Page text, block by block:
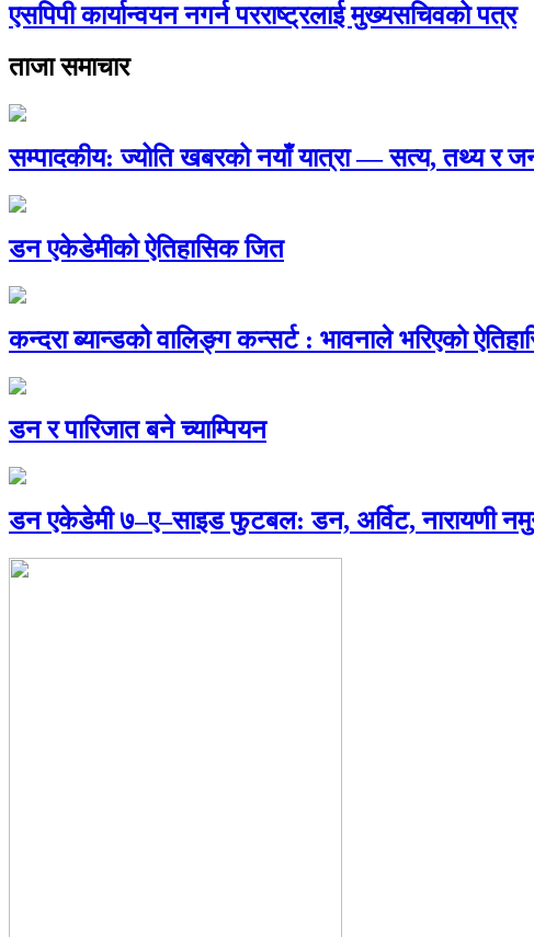
एसपिपी कार्यान्वयन नगर्न परराष्ट्रलाई मुख्यसचिवको पत्र
ताजा समाचार
सम्पादकीय: ज्योति खबरको नयाँ यात्रा — सत्य, तथ्य र
डन एकेडेमीको ऐतिहासिक जित
कन्दरा ब्यान्डको वालिङ्ग कन्सर्ट : भावनाले भरिएको
डन र पारिजात बने च्याम्पियन
डन एकेडेमी ७–ए–साइड फुटबल: डन, अर्विट, नारायणी